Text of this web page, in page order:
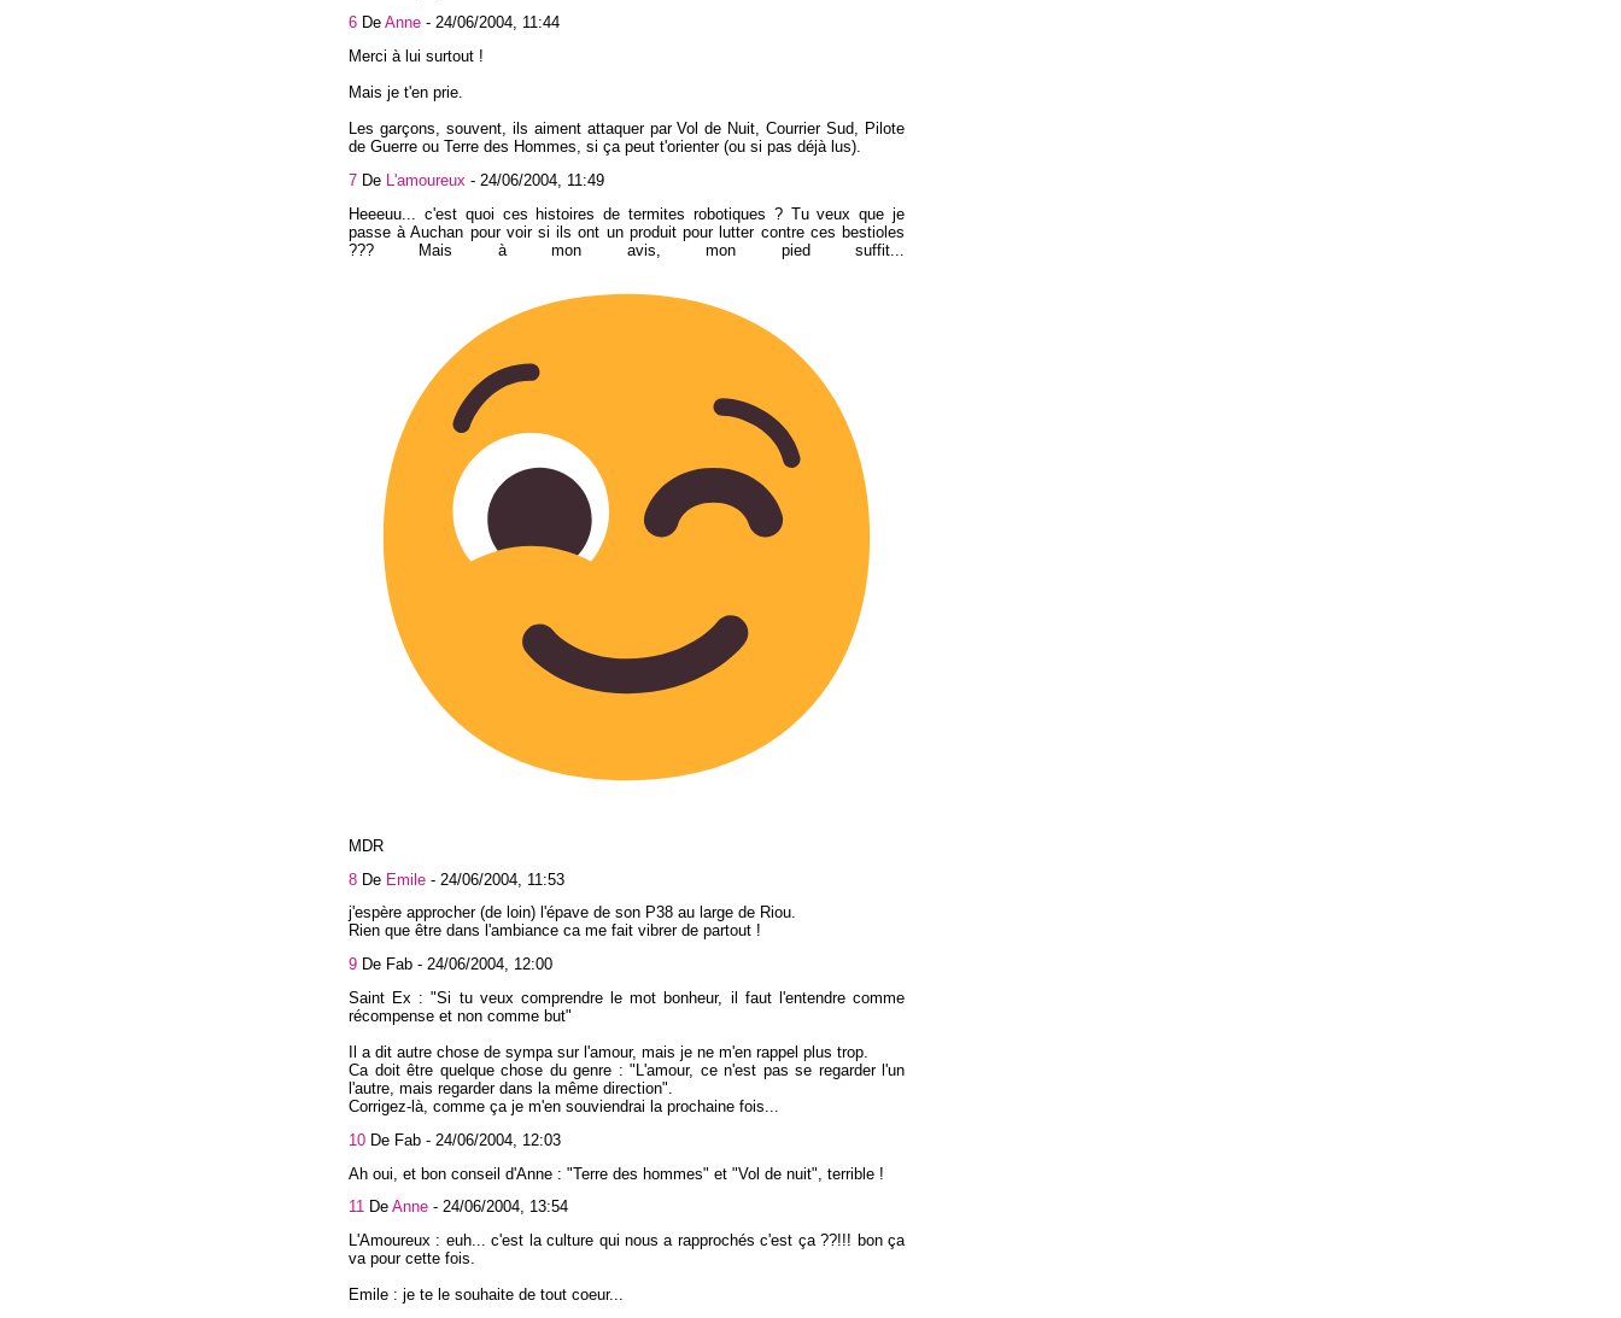
6 De Anne - 24/06/2004, 11:44
Merci à lui surtout !
Mais je t'en prie.
Les garçons, souvent, ils aiment attaquer par Vol de Nuit, Courrier Sud, Pilote
de Guerre ou Terre des Hommes, si ça peut t'orienter (ou si pas déjà lus).
7 De L'amoureux - 24/06/2004, 11:49
Heeeuu... c'est quoi ces histoires de termites robotiques ? Tu veux que je
passe à Auchan pour voir si ils ont un produit pour lutter contre ces bestioles
??? Mais à mon avis, mon pied suffit...
MDR
8 De Emile - 24/06/2004, 11:53
j'espère approcher (de loin) l'épave de son P38 au large de Riou.
Rien que être dans l'ambiance ca me fait vibrer de partout !
9 De Fab - 24/06/2004, 12:00
Saint Ex : "Si tu veux comprendre le mot bonheur, il faut l'entendre comme
récompense et non comme but"
Il a dit autre chose de sympa sur l'amour, mais je ne m'en rappel plus trop.
Ca doit être quelque chose du genre : "L'amour, ce n'est pas se regarder l'un
l'autre, mais regarder dans la même direction".
Corrigez-là, comme ça je m'en souviendrai la prochaine fois...
10 De Fab - 24/06/2004, 12:03
Ah oui, et bon conseil d'Anne : "Terre des hommes" et "Vol de nuit", terrible !
11 De Anne - 24/06/2004, 13:54
L'Amoureux : euh... c'est la culture qui nous a rapprochés c'est ça ??!!! bon ça
va pour cette fois.
Emile : je te le souhaite de tout coeur...